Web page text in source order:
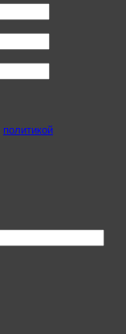
политикой